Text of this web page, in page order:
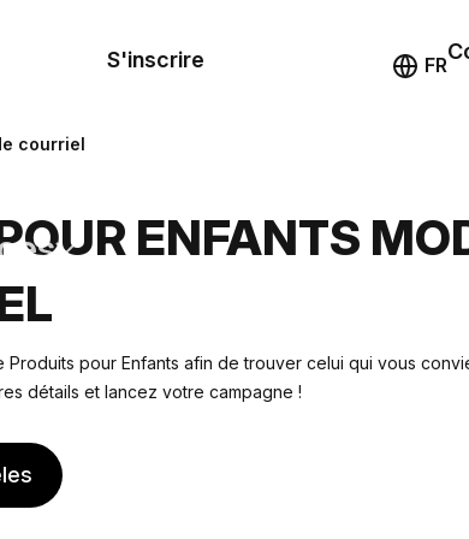
S'inscrire FR
courriel
ENFANTS
Produits pour Enfants afin de trouver celui qui vous
détails et lancez votre campagne !